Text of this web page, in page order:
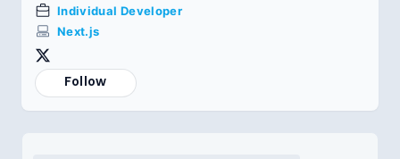
大卒/エンジニア/Abeam Tech株式会社
Individual Developer
Next.js
Follow